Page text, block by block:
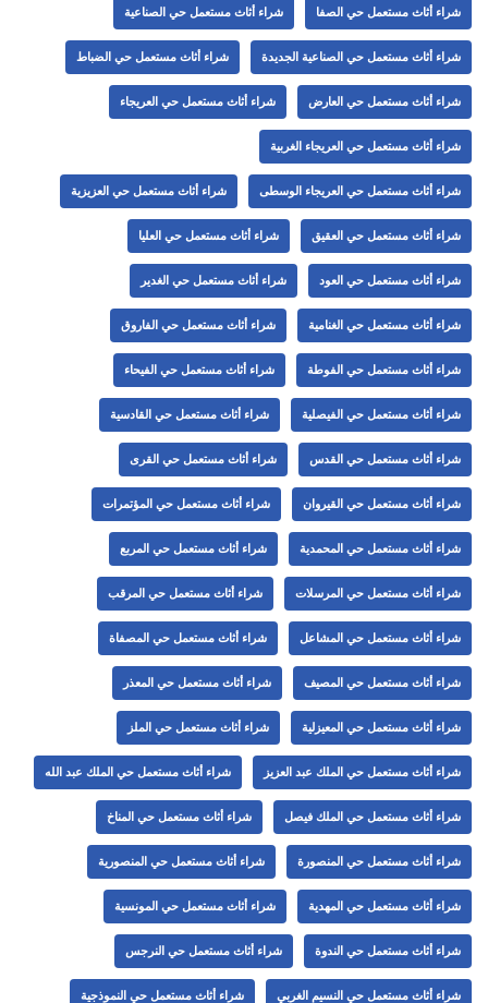
شراء أثاث مستعمل حي الصفا شراء أثاث مستعمل حي الصناعية
شراء أثاث مستعمل حي الصناعية الجديدة شراء أثاث مستعمل حي الضباط
شراء أثاث مستعمل حي العارض شراء أثاث مستعمل حي العريجاء
شراء أثاث مستعمل حي العريجاء الغربية
شراء أثاث مستعمل حي العريجاء الوسطى شراء أثاث مستعمل حي العزيزية
شراء أثاث مستعمل حي العقيق شراء أثاث مستعمل حي العليا
شراء أثاث مستعمل حي العود شراء أثاث مستعمل حي الغدير
شراء أثاث مستعمل حي الغنامية شراء أثاث مستعمل حي الفاروق
شراء أثاث مستعمل حي الفوطة شراء أثاث مستعمل حي الفيحاء
شراء أثاث مستعمل حي الفيصلية شراء أثاث مستعمل حي القادسية
شراء أثاث مستعمل حي القدس شراء أثاث مستعمل حي القرى
شراء أثاث مستعمل حي القيروان شراء أثاث مستعمل حي المؤتمرات
شراء أثاث مستعمل حي المحمدية شراء أثاث مستعمل حي المربع
شراء أثاث مستعمل حي المرسلات شراء أثاث مستعمل حي المرقب
شراء أثاث مستعمل حي المشاعل شراء أثاث مستعمل حي المصفاة
شراء أثاث مستعمل حي المصيف شراء أثاث مستعمل حي المعذر
شراء أثاث مستعمل حي المعيزلية شراء أثاث مستعمل حي الملز
شراء أثاث مستعمل حي الملك عبد العزيز شراء أثاث مستعمل حي الملك عبد الله
شراء أثاث مستعمل حي الملك فيصل شراء أثاث مستعمل حي المناخ
شراء أثاث مستعمل حي المنصورة شراء أثاث مستعمل حي المنصورية
شراء أثاث مستعمل حي المهدية شراء أثاث مستعمل حي المونسية
شراء أثاث مستعمل حي الندوة شراء أثاث مستعمل حي النرجس
شراء أثاث مستعمل حي النسيم الغربي شراء أثاث مستعمل حي النموذجية